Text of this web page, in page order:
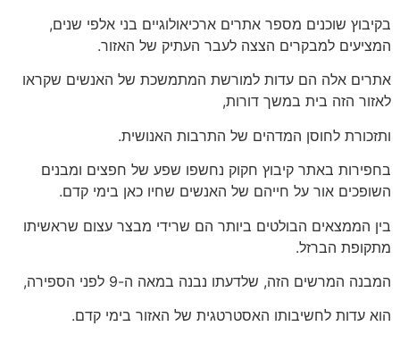
בקיבוץ שוכנים מספר אתרים ארכיאולוגיים בני אלפי שנים,
המציעים למבקרים הצצה לעבר העתיק של האזור.
אתרים אלה הם עדות למורשת המתמשכת של האנשים שקראו
לאזור הזה בית במשך דורות,
ותזכורת לחוסן המדהים של התרבות האנושית.
בחפירות באתר קיבוץ חקוק נחשפו שפע של חפצים ומבנים
השופכים אור על חייהם של האנשים שחיו כאן בימי קדם.
בין הממצאים הבולטים ביותר הם שרידי מבצר עצום שראשיתו
מתקופת הברזל.
המבנה המרשים הזה, שלדעתו נבנה במאה ה-9 לפני הספירה,
הוא עדות לחשיבותו האסטרטגית של האזור בימי קדם.